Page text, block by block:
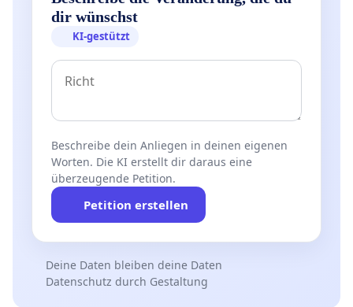
dir wünschst
KI-gestützt
Beschreibe dein Anliegen in deinen eigenen
Worten. Die KI erstellt dir daraus eine
überzeugende Petition.
Petition erstellen
Deine Daten bleiben deine Daten
Datenschutz durch Gestaltung